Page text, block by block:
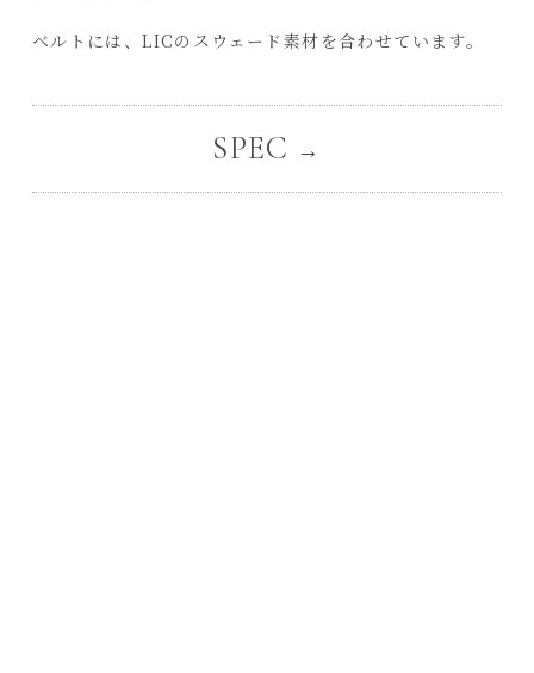
ベルトには、LICのスウェード素材を合わせています。
SPEC